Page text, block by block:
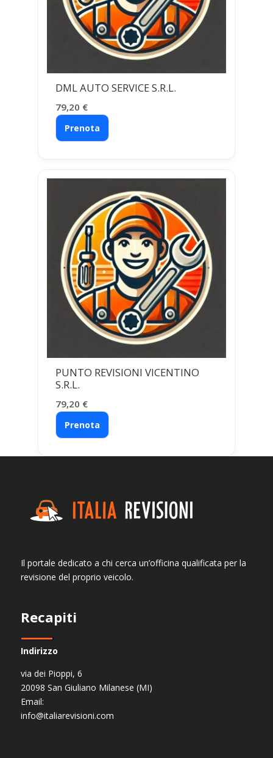
DML AUTO SERVICE S.R.L.
79,20 €
Prenota
PUNTO REVISIONI VICENTINO
S.R.L.
79,20 €
Prenota
Il portale dedicato a chi cerca un’officina qualificata per la
revisione del proprio veicolo.
Recapiti
Indirizzo
via dei Pioppi, 6
20098 San Giuliano Milanese (MI)
Email:
info@italiarevisioni.com